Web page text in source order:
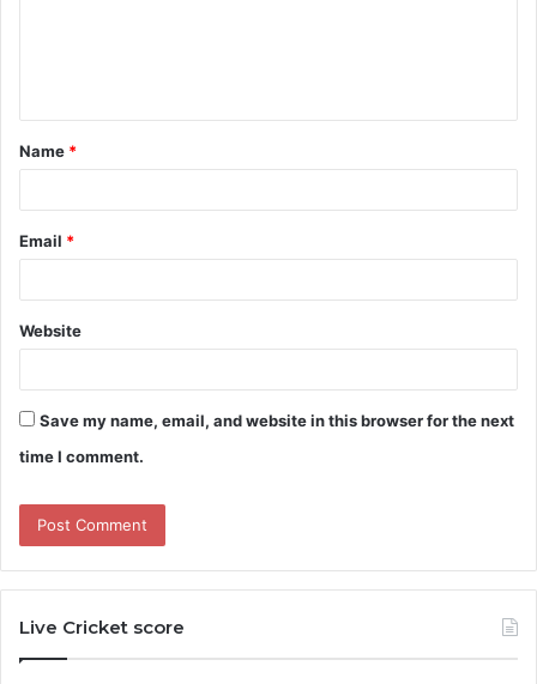
t
*
Name *
Email *
Website
Save my name, email, and website in this browser for the next
time I comment.
Live Cricket score